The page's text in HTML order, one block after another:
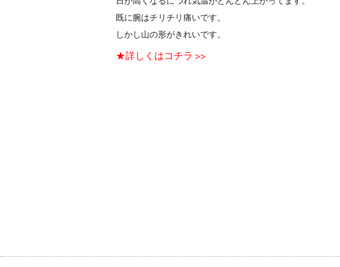
既に腕はチリチリ痛いです。
しかし山の形がきれいです。
★詳しくはコチラ >>